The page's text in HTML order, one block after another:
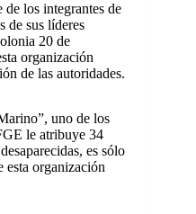
de los integrantes de
de sus líderes
20 de
organización
de las autoridades.
uno de los
le atribuye 34
es sólo
esta organización